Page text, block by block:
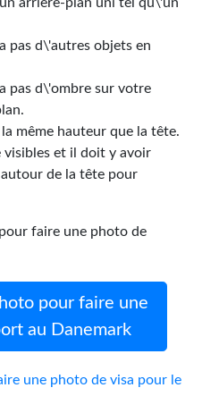
pas d\'autres objets en
pas d\'ombre sur votre
même hauteur que la tête.
visibles et il doit y avoir
de la tête pour
faire une photo de
pour faire une
au Danemark
une photo de visa pour le